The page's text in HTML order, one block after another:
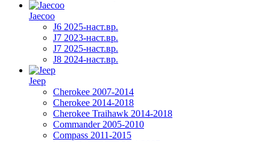
Jaecoo
J6 2025-наст.вр.
J7 2023-наст.вр.
J7 2025-наст.вр.
J8 2024-наст.вр.
Jeep
Cherokee 2007-2014
Cherokee 2014-2018
Cherokee Traihawk 2014-2018
Commander 2005-2010
Compass 2011-2015